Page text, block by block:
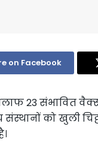
on Facebook
23 संभावित
को खुली